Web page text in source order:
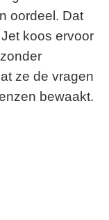
oordeel. Dat
koos ervoor
ze de vragen
bewaakt.